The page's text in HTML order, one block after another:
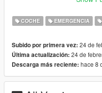
police.yft
police_Hi.yft
COCHE EMERGENCIA
Subido por primera vez: 24 de
Última actualización: 24 de
Descarga más reciente: hace 8